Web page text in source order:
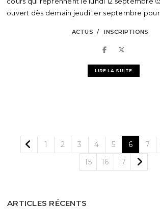
ouvert dès demain jeudi 1er septembre
ACTUS INSCRIPTIONS
LIRE LA SUITE
1 2 3 4 5 6 7
15
16 17
ARTICLES RÉCENTS